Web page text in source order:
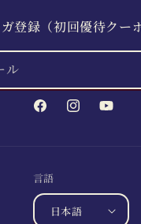
登録（初回優待クー
ル
FacebookInstagramYouTube
言語
日本語